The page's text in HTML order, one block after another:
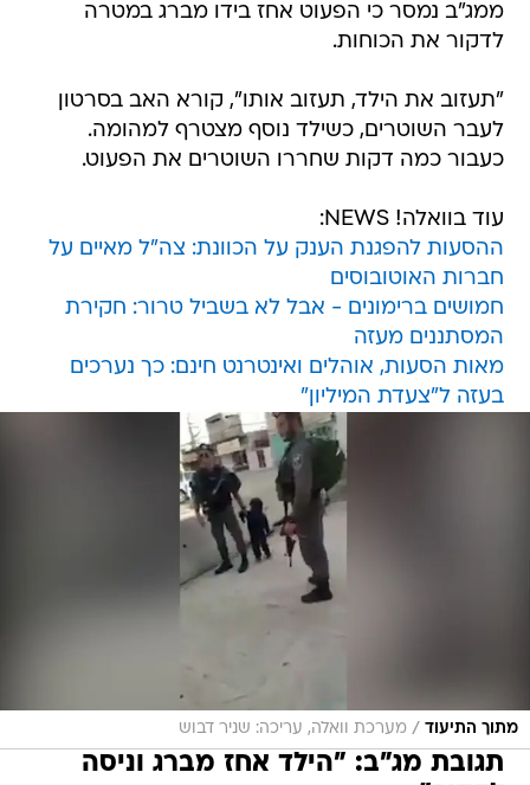
ממג"ב נמסר כי הפעוט אחז בידו מברג במטרה
לדקור את הכוחות.
"תעזוב את הילד, תעזוב אותו", קורא האב בסרטון
לעבר השוטרים, כשילד נוסף מצטרף למהומה.
כעבור כמה דקות שחררו השוטרים את הפעוט.
עוד בוואלה! NEWS:
ההסעות להפגנת הענק על הכוונת: צה"ל מאיים על
חברות האוטובוסים
חמושים ברימונים - אבל לא בשביל טרור: חקירת
המסתננים מעזה
מאות הסעות, אוהלים ואינטרנט חינם: כך נערכים
בעזה ל"צעדת המיליון"
מתוך התיעוד / מערכת וואלה, עריכה: שניר דבוש
תגובת מג"ב: "הילד אחז מברג וניסה